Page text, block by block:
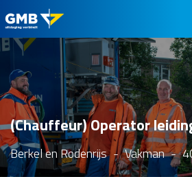
(Chauffeur) Operator
Berkel en Rodenrijs -Vakman-